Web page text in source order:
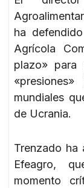
ha
Agrícola
plazo»
mundiales
de Ucrania.
Trenzado ha
Efeagro,
momento